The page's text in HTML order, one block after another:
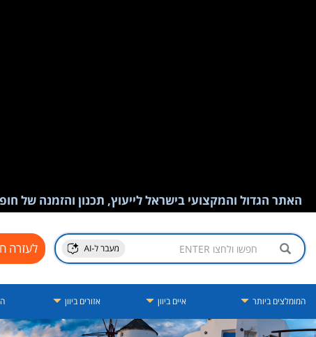
האתר הגדול והמקצועי בישראל לייעוץ, תכנון והזמנה של
לעזרה
המומלצים ביותר איים ביוון אזורים ביוון